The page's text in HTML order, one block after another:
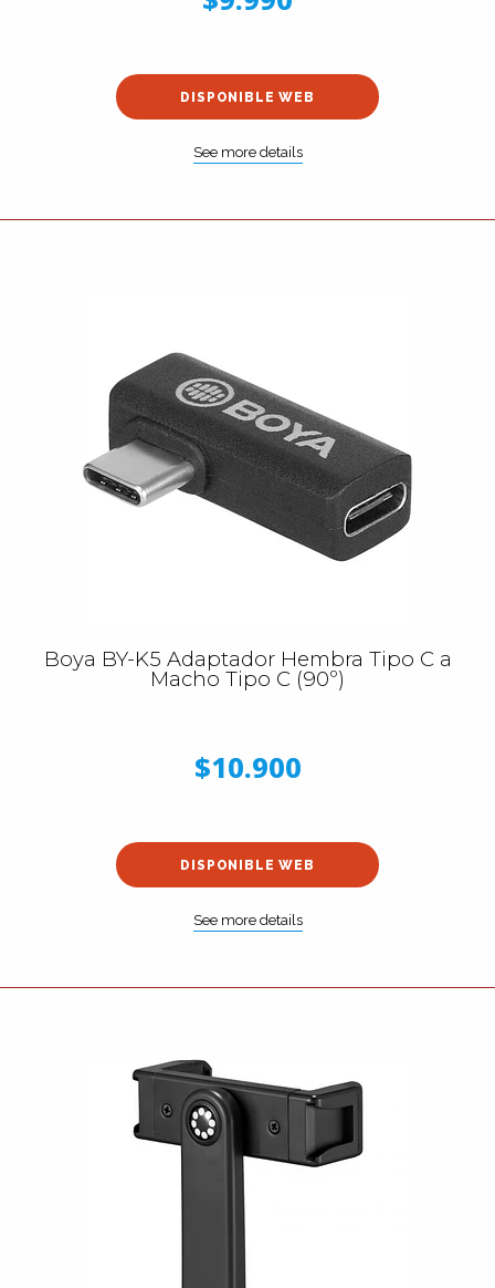
DISPONIBLE WEB
See more details
Boya BY-K5 Adaptador Hembra Tipo C a
Macho Tipo C (90º)
$10.900
DISPONIBLE WEB
See more details